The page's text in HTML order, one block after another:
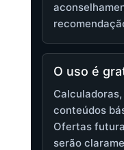
O uso é
conteúdos
Ofertas
serão